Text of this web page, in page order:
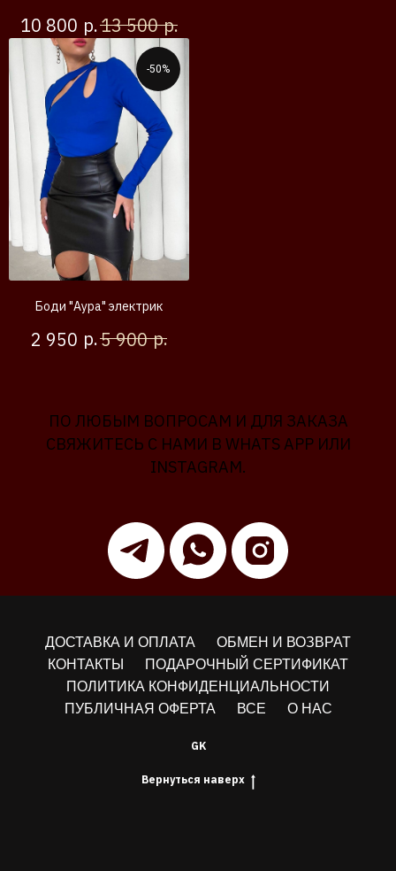
10 800 р.13 500 р.
-50%
Боди "Аура" электрик
2 950 р.5 900 р.
ПО ЛЮБЫМ ВОПРОСАМ И ДЛЯ ЗАКАЗА
СВЯЖИТЕСЬ С НАМИ В WHATS APP ИЛИ
INSTAGRAM.
ДОСТАВКА И ОПЛАТА
ОБМЕН И ВОЗВРАТ
КОНТАКТЫ
ПОДАРОЧНЫЙ СЕРТИФИКАТ
ПОЛИТИКА КОНФИДЕНЦИАЛЬНОСТИ
ПУБЛИЧНАЯ ОФЕРТА
ВСЕ О НАС
GK
Вернуться наверх